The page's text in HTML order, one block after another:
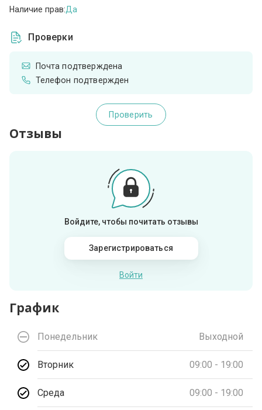
Наличие прав:Да
Проверки
Почта подтверждена
Телефон подтвержден
Проверить
Отзывы
Войдите, чтобы почитать отзывы
Зарегистрироваться
Войти
График
Понедельник Выходной
Вторник 09:00 - 19:00
Среда 09:00 - 19:00